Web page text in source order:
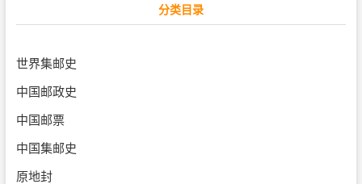
分类目录
世界集邮史
中国邮政史
中国邮票
中国集邮史
原地封